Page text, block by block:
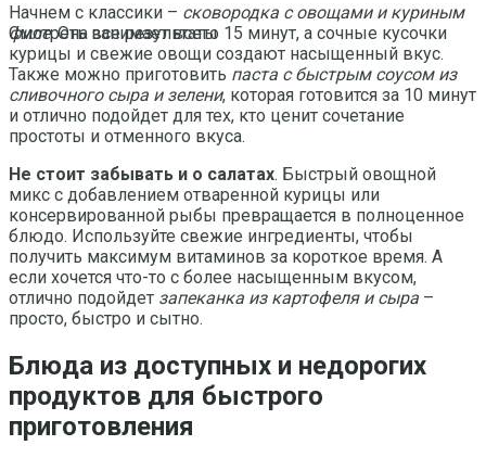
Смотреть все результаты
Начнем с классики – сковородка с овощами и куриным
филе. Она занимает всего 15 минут, а сочные кусочки
курицы и свежие овощи создают насыщенный вкус.
Также можно приготовить паста с быстрым соусом из
сливочного сыра и зелени, которая готовится за 10 минут
и отлично подойдет для тех, кто ценит сочетание
простоты и отменного вкуса.
Не стоит забывать и о салатах. Быстрый овощной
микс с добавлением отваренной курицы или
консервированной рыбы превращается в полноценное
блюдо. Используйте свежие ингредиенты, чтобы
получить максимум витаминов за короткое время. А
если хочется что-то с более насыщенным вкусом,
отлично подойдет запеканка из картофеля и сыра –
просто, быстро и сытно.
Блюда из доступных и недорогих
продуктов для быстрого
приготовления